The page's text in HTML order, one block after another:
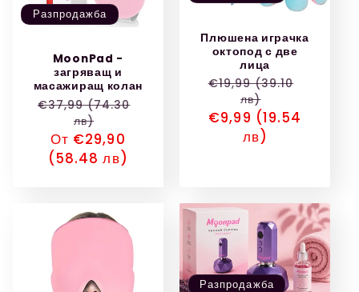
Разпродажба
MoonPad -
загряващ и
масажиращ колан
Обичайна
€37,99 (74.30
лв)
Цена
при
От €29,90
(58.48 лв)
Плюшена играчка
октопод с две
лица
Обичайна
€19,99 (39.10
лв)
Цена
€9,99 (19.54
лв)
Разпродажба